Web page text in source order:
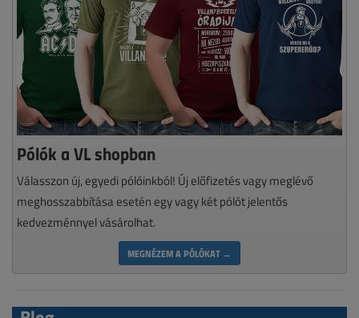
Pólók a VL shopban
Válasszon új, egyedi pólóinkból! Új előfizetés vagy meglévő
meghosszabbítása esetén egy vagy két pólót jelentős
kedvezménnyel vásárolhat.
MEGNÉZEM A PÓLÓKAT →